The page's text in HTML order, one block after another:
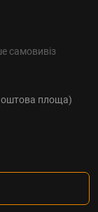
самовивіз
площа)